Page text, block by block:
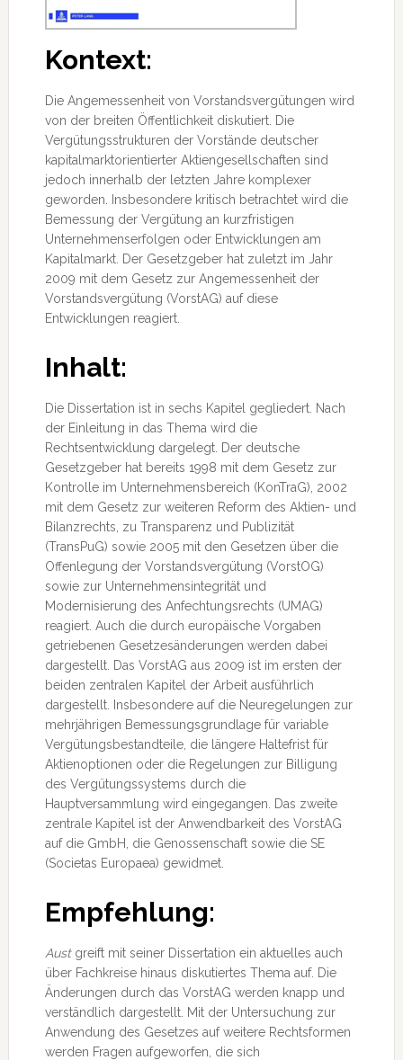
Kontext:
Die Angemessenheit von Vorstandsvergütungen wird
von der breiten Öffentlichkeit diskutiert. Die
Vergütungsstrukturen der Vorstände deutscher
kapitalmarktorientierter Aktiengesellschaften sind
jedoch innerhalb der letzten Jahre komplexer
geworden.
Insbesondere kritisch betrachtet wird die
Bemessung der Vergütung an kurzfristigen
Unternehmenserfolgen oder Entwicklungen am
Kapitalmarkt. Der Gesetzgeber hat zuletzt im Jahr
2009 mit dem Gesetz zur Angemessenheit der
Vorstandsvergütung (VorstAG) auf diese
Entwicklungen reagiert.
Inhalt:
Die Dissertation ist in sechs Kapitel gegliedert. Nach
der Einleitung in das Thema wird die
Rechtsentwicklung dargelegt. Der deutsche
Gesetzgeber hat bereits 1998 mit dem Gesetz zur
Kontrolle im Unternehmensbereich (KonTraG), 2002
mit dem Gesetz zur weiteren Reform des Aktien- und
Bilanzrechts, zu Transparenz und Publizität
(TransPuG) sowie 2005 mit den Gesetzen über die
Offenlegung der Vorstandsvergütung (VorstOG)
sowie zur Unternehmensintegrität und
Modernisierung des Anfechtungsrechts (UMAG)
reagiert. Auch die durch europäische Vorgaben
getriebenen Gesetzesänderungen werden dabei
dargestellt. Das VorstAG aus 2009 ist im ersten der
beiden zentralen Kapitel der Arbeit ausführlich
dargestellt. Insbesondere auf die Neuregelungen zur
mehrjährigen Bemessungsgrundlage für variable
Vergütungsbestandteile, die längere Haltefrist für
Aktienoptionen oder die Regelungen zur Billigung
des Vergütungssystems durch die
Hauptversammlung wird eingegangen. Das zweite
zentrale Kapitel ist der Anwendbarkeit des VorstAG
auf die GmbH, die Genossenschaft sowie die SE
(Societas Europaea) gewidmet.
Empfehlung:
Austgreift mit seiner Dissertation ein aktuelles auch
über Fachkreise hinaus diskutiertes Thema auf. Die
Änderungen durch das VorstAG werden knapp und
verständlich dargestellt. Mit der Untersuchung zur
Anwendung des Gesetzes auf weitere Rechtsformen
werden Fragen aufgeworfen, die sich